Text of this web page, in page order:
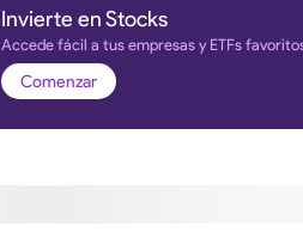
Invierte en Stocks
Accede fácil a tus empresas y ETFs favoritos
Comenzar